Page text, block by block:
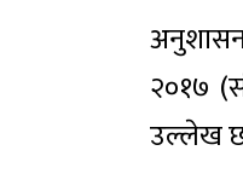
अनुशासन
२०१७
उल्लेख